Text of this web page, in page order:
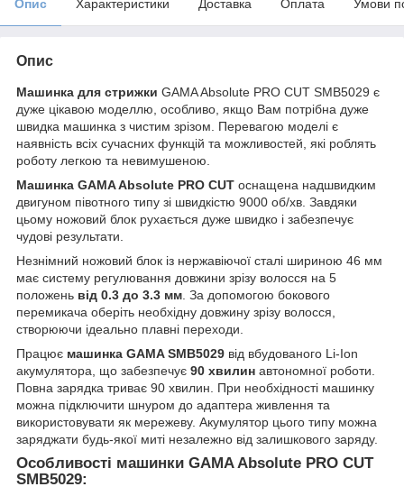
Опис Характеристики Доставка Оплата Умови
Опис
Машинка для стрижки GAMA Absolute PRO CUT SMB5029 є
дуже цікавою моделлю, особливо, якщо Вам потрібна дуже
швидка машинка з чистим зрізом. Перевагою моделі є
наявність всіх сучасних функцій та можливостей, які роблять
роботу легкою та невимушеною.
Машинка GAMA Absolute PRO CUT оснащена надшвидким
двигуном півотного типу зі швидкістю 9000 об/хв. Завдяки
цьому ножовий блок рухається дуже швидко і забезпечує
чудові результати.
Незнімний ножовий блок із нержавіючої сталі шириною 46 мм
має систему регулювання довжини зрізу волосся на 5
положень від 0.3 до 3.3 мм . За допомогою бокового
перемикача оберіть необхідну довжину зрізу волосся,
створюючи ідеально плавні переходи.
Працює машинка GAMA SMB5029 від вбудованого Li-Ion
акумулятора, що забезпечує 90 хвилин автономної роботи.
Повна зарядка триває 90 хвилин. При необхідності машинку
можна підключити шнуром до адаптера живлення та
використовувати як мережеву. Акумулятор цього типу можна
заряджати будь-якої миті незалежно від залишкового заряду.
Особливості машинки GAMA Absolute PRO CUT
SMB5029: